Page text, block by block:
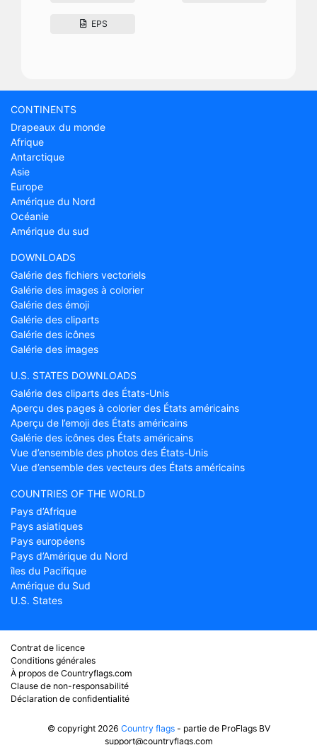
EPS
CONTINENTS
Drapeaux du monde
Afrique
Antarctique
Asie
Europe
Amérique du Nord
Océanie
Amérique du sud
DOWNLOADS
Galérie des fichiers vectoriels
Galérie des images à colorier
Galérie des émoji
Galérie des cliparts
Galérie des icônes
Galérie des images
U.S. STATES DOWNLOADS
Galérie des cliparts des États-Unis
Aperçu des pages à colorier des États américains
Aperçu de l’emoji des États américains
Galérie des icônes des États américains
Vue d’ensemble des photos des États-Unis
Vue d’ensemble des vecteurs des États américains
COUNTRIES OF THE WORLD
Pays d’Afrique
Pays asiatiques
Pays européens
Pays d’Amérique du Nord
îles du Pacifique
Amérique du Sud
U.S. States
Contrat de licence
Conditions générales
À propos de Countryflags.com
Clause de non-responsabilité
Déclaration de confidentialité
© copyright 2026 Country flags- partie de ProFlags BV
support@countryflags.com